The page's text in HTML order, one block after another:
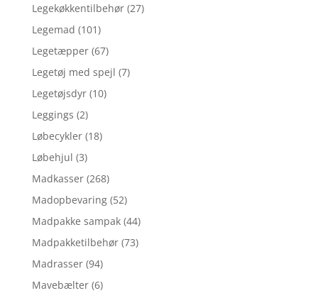
Legekøkkentilbehør (27)
Legemad (101)
Legetæpper (67)
Legetøj med spejl (7)
Legetøjsdyr (10)
Leggings (2)
Løbecykler (18)
Løbehjul (3)
Madkasser (268)
Madopbevaring (52)
Madpakke sampak (44)
Madpakketilbehør (73)
Madrasser (94)
Mavebælter (6)